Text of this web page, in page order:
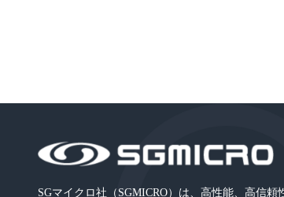
SGマイクロ社（SGMICRO）は、高性能、高信頼